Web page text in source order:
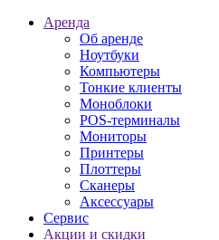
Аренда
Об аренде
Ноутбуки
Компьютеры
Тонкие клиенты
Моноблоки
POS-терминалы
Мониторы
Принтеры
Плоттеры
Сканеры
Аксессуары
Сервис
Акции и скидки